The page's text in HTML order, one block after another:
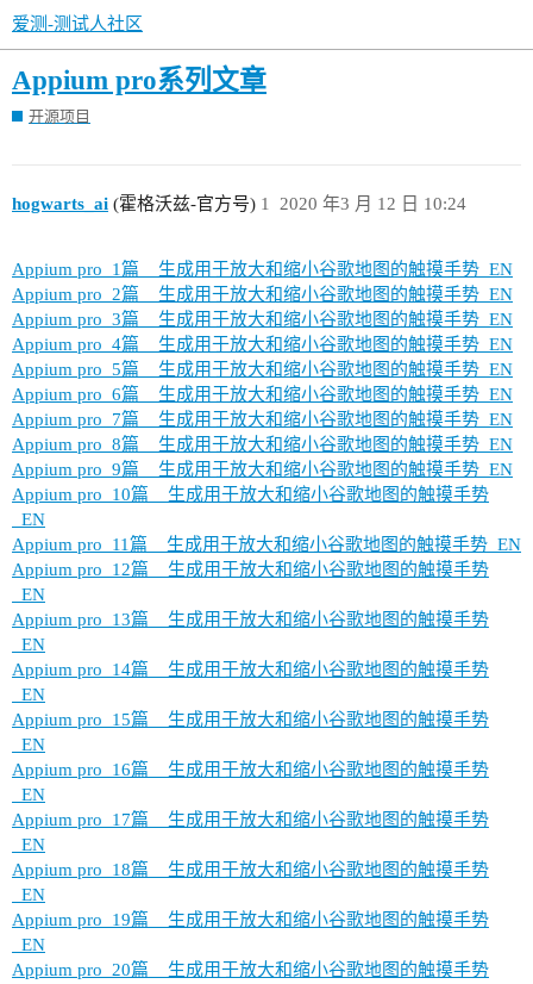
爱测-测试人社区
Appium pro系列文章
开源项目
hogwarts_ai (霍格沃兹-官方号) 2020 年3 月 12 日 10:24
1
Appium pro_1篇__生成用于放大和缩小谷歌地图的触摸手势_EN
Appium pro_2篇__生成用于放大和缩小谷歌地图的触摸手势_EN
Appium pro_3篇__生成用于放大和缩小谷歌地图的触摸手势_EN
Appium pro_4篇__生成用于放大和缩小谷歌地图的触摸手势_EN
Appium pro_5篇__生成用于放大和缩小谷歌地图的触摸手势_EN
Appium pro_6篇__生成用于放大和缩小谷歌地图的触摸手势_EN
Appium pro_7篇__生成用于放大和缩小谷歌地图的触摸手势_EN
Appium pro_8篇__生成用于放大和缩小谷歌地图的触摸手势_EN
Appium pro_9篇__生成用于放大和缩小谷歌地图的触摸手势_EN
Appium pro_10篇__生成用于放大和缩小谷歌地图的触摸手势
_EN
Appium pro_11篇__生成用于放大和缩小谷歌地图的触摸手势_EN
Appium pro_12篇__生成用于放大和缩小谷歌地图的触摸手势
_EN
Appium pro_13篇__生成用于放大和缩小谷歌地图的触摸手势
_EN
Appium pro_14篇__生成用于放大和缩小谷歌地图的触摸手势
_EN
Appium pro_15篇__生成用于放大和缩小谷歌地图的触摸手势
_EN
Appium pro_16篇__生成用于放大和缩小谷歌地图的触摸手势
_EN
Appium pro_17篇__生成用于放大和缩小谷歌地图的触摸手势
_EN
Appium pro_18篇__生成用于放大和缩小谷歌地图的触摸手势
_EN
Appium pro_19篇__生成用于放大和缩小谷歌地图的触摸手势
_EN
Appium pro_20篇__生成用于放大和缩小谷歌地图的触摸手势